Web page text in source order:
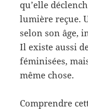
qu’elle
lumière reçue.
selon son âge,
Il existe aussi
féminisées,
même chose.
Comprendre